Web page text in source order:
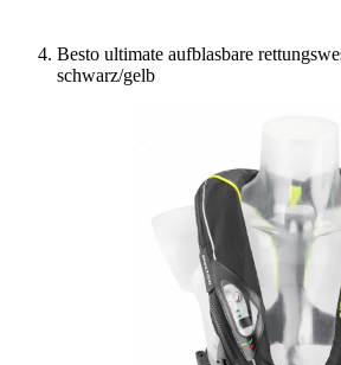
Besto ultimate aufblasbare
schwarz/gelb